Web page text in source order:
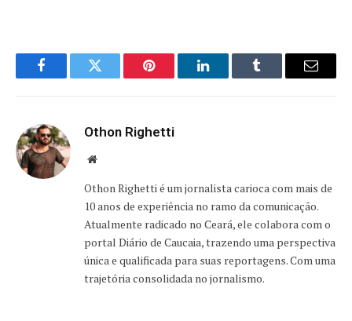
FacebookTwitter Pinterest LinkedInTumblr Email
Othon Righetti
Website
Othon Righetti é um jornalista carioca com mais de
10 anos de experiência no ramo da comunicação.
Atualmente radicado no Ceará, ele colabora com o
portal Diário de Caucaia, trazendo uma perspectiva
única e qualificada para suas reportagens. Com uma
trajetória consolidada no jornalismo.